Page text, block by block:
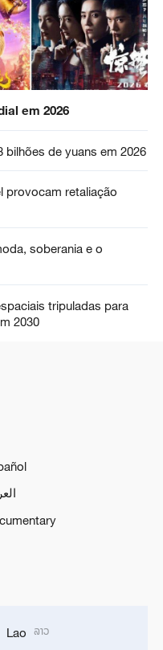
em 2026
bilhões de yuans em 2026
provocam retaliação
soberania e o
tripuladas para
2030
Lao ລາວ